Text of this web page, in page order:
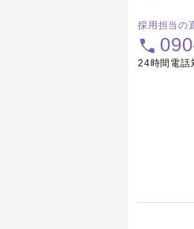
採用担当の
24時間電話